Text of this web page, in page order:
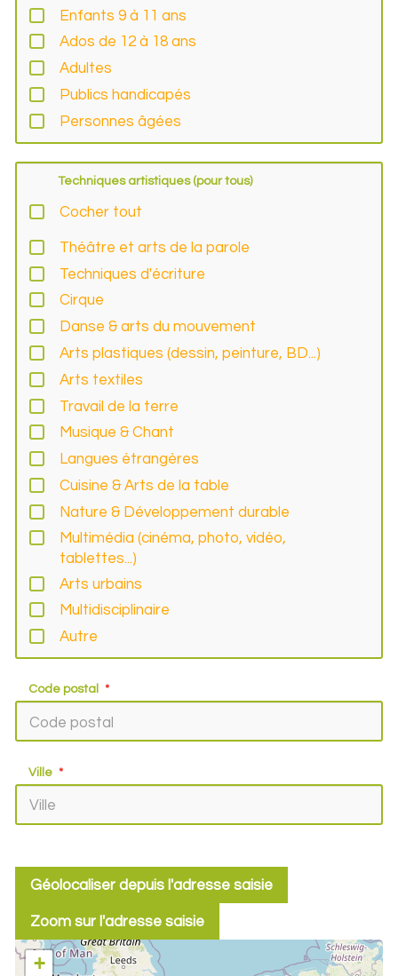
Enfants 9 à 11 ans
Ados de 12 à 18 ans
Adultes
Publics handicapés
Personnes âgées
Techniques artistiques (pour tous)
Cocher tout
Théâtre et arts de la parole
Techniques d'écriture
Cirque
Danse & arts du mouvement
Arts plastiques (dessin, peinture, BD...)
Arts textiles
Travail de la terre
Musique & Chant
Langues étrangères
Cuisine & Arts de la table
Nature & Développement durable
Multimédia (cinéma, photo, vidéo,
tablettes...)
Arts urbains
Multidisciplinaire
Autre
Code postal
Ville
Géolocaliser depuis l'adresse saisie
Zoom sur l'adresse saisie
+